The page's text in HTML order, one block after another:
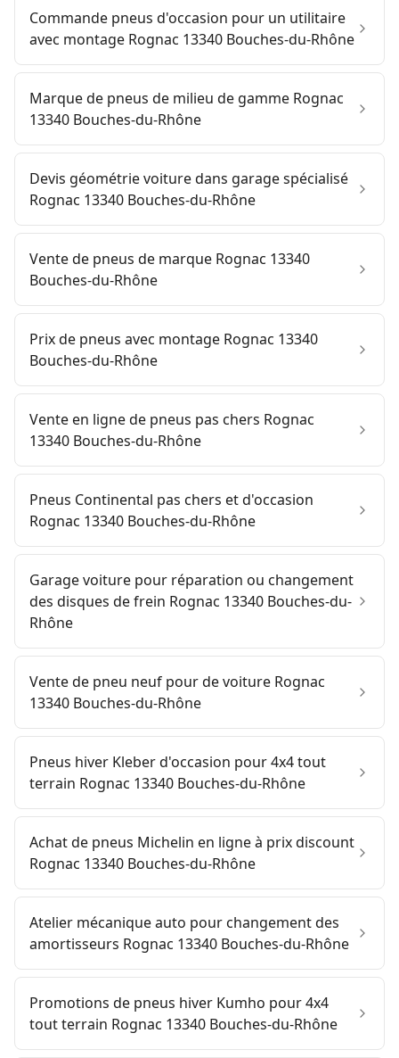
Commande pneus d'occasion pour un utilitaire
avec montage Rognac 13340 Bouches-du-Rhône
Marque de pneus de milieu de gamme Rognac
13340 Bouches-du-Rhône
Devis géométrie voiture dans garage spécialisé
Rognac 13340 Bouches-du-Rhône
Vente de pneus de marque Rognac 13340
Bouches-du-Rhône
Prix de pneus avec montage Rognac 13340
Bouches-du-Rhône
Vente en ligne de pneus pas chers Rognac
13340 Bouches-du-Rhône
Pneus Continental pas chers et d'occasion
Rognac 13340 Bouches-du-Rhône
Garage voiture pour réparation ou changement
des disques de frein Rognac 13340 Bouches-du-
Rhône
Vente de pneu neuf pour de voiture Rognac
13340 Bouches-du-Rhône
Pneus hiver Kleber d'occasion pour 4x4 tout
terrain Rognac 13340 Bouches-du-Rhône
Achat de pneus Michelin en ligne à prix discount
Rognac 13340 Bouches-du-Rhône
Atelier mécanique auto pour changement des
amortisseurs Rognac 13340 Bouches-du-Rhône
Promotions de pneus hiver Kumho pour 4x4
tout terrain Rognac 13340 Bouches-du-Rhône